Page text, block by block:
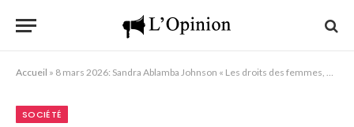
Accueil » 8 mars 2026: Sandra Ablamba Johnson « Les droits des femmes, un pilier du développement durable »
SOCIÉTÉ